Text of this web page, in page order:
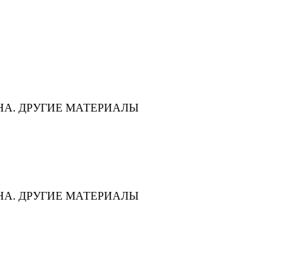
ДРУГИЕ МАТЕРИАЛЫ
ДРУГИЕ МАТЕРИАЛЫ